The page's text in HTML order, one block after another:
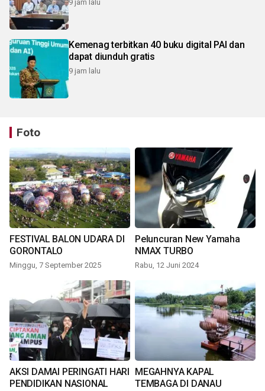
9 jam lalu
Kemenag terbitkan 40 buku digital PAI dan
dapat diunduh gratis
9 jam lalu
Foto
FESTIVAL BALON UDARA DI
GORONTALO
Minggu, 7 September 2025
Peluncuran New Yamaha
NMAX TURBO
Rabu, 12 Juni 2024
AKSI DAMAI PERINGATI HARI
PENDIDIKAN NASIONAL
MEGAHNYA KAPAL
TEMBAGA DI DANAU